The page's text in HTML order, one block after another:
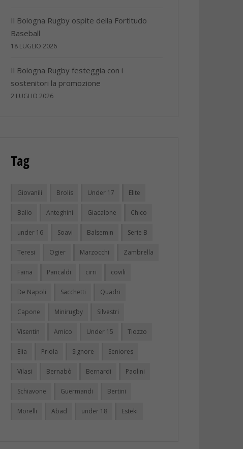
Il Bologna Rugby ospite della Fortitudo
Baseball
18 LUGLIO 2026
Il Bologna Rugby festeggia con i
sostenitori la promozione
2 LUGLIO 2026
Tag
Giovanili Brolis Under 17 Elite
Ballo Anteghini Giacalone Chico
under 16 Soavi Balsemin Serie B
Teresi Ogier Marzocchi Zambrella
Faina Pancaldi cirri covili
De Napoli Sacchetti Quadri
Capone Minirugby Silvestri
Visentin Amico Under 15 Tiozzo
Elia Priola Signore Seniores
Vilasi Bernabò Bernardi Paolini
Schiavone Guermandi Bertini
Morelli Abad under 18 Esteki